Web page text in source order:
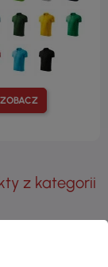
ZOBACZ
z kategorii